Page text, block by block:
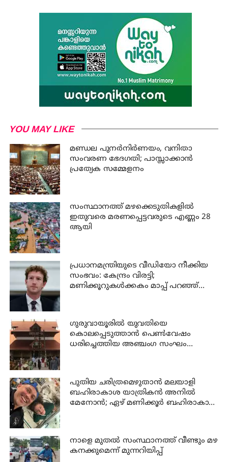
YOU MAY LIKE
മണ്ഡല പുനർനിർണയം, വനിതാ
സംവരണ ഭേദഗതി; പാസ്സാക്കാൻ
പ്രത്യേക സമ്മേളനം
സംസ്ഥാനത്ത് മഴക്കെടുതികളില്‍
ഇതുവരെ മരണപ്പെട്ടവരുടെ എണ്ണം 28
ആയി
പ്രധാനമന്ത്രിയുടെ വീഡിയോ നീക്കിയ
സംഭവം: കേന്ദ്രം വിരട്ടി;
മണിക്കൂറുകൾക്കകം മാപ്പ് പറഞ്ഞ്
ഗുരുവായൂരില്‍ യുവതിയെ
കൊലപ്പെടുത്താന്‍ പെണ്‍വേഷം
ധരിച്ചെത്തിയ അഞ്ചംഗ സംഘം
പുതിയ ചരിത്രമെഴുതാൻ മലയാളി
ബഹിരാകാശ യാത്രികൻ അനിൽ
മേനോൻ; ഏഴ് മണിക്കൂർ ബഹിരാകാശ
നാളെ മുതല്‍ സംസ്ഥാനത്ത് വീണ്ടും മഴ
കനക്കുമെന്ന് മുന്നറിയിപ്പ്